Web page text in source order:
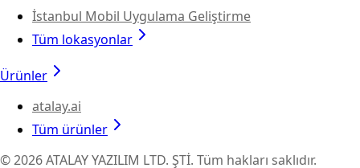
İstanbul Mobil Uygulama Geliştirme
Tüm lokasyonlar
Ürünler
atalay.ai
Tüm ürünler
©2026ATALAY YAZILIM LTD. ŞTİ. Tüm hakları saklıdır.